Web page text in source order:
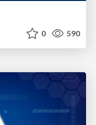
0 590